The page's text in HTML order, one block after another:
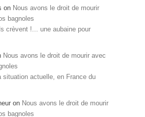
on Nous avons le droit de mourir
bagnoles
crèvent !... une aubaine pour
Nous avons le droit de mourir avec
situation actuelle, en France du
on Nous avons le droit de mourir
bagnoles